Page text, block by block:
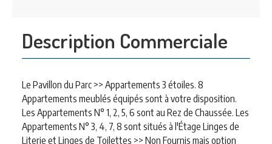
Description Commerciale
Le Pavillon du Parc >> Appartements 3 étoiles. 8
Appartements meublés équipés sont à votre disposition.
Les Appartements N° 1, 2, 5, 6 sont au Rez de Chaussée. Les
Appartements N° 3, 4, 7, 8 sont situés à l'Étage Linges de
Literie et Linges de Toilettes >> Non Fournis mais option